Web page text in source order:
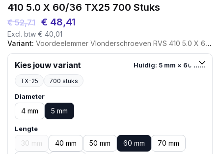
410 5.0 X 60/36 TX25 700 Stuks
€52,71 Oorspronkelijke
prijs
was:
€ 52,71.
€ 48,41
is:
€ 48,41.
Excl. btw € 40,01
Variant: Voordeelemmer Vlonderschroeven RVS 410 5.0 X 60/36 TX25 700 Stuks
Kies jouw variant Huidig: 5 mm × 60 mm
TX-25 700 stuks
Diameter
4 mm 5 mm
Lengte
30 mm 40 mm 50 mm 60 mm
70 mm